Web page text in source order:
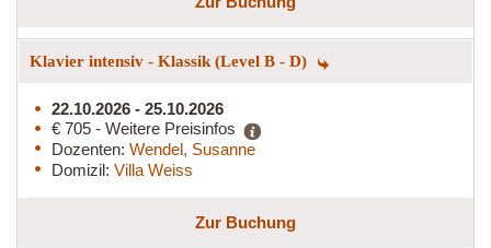
Klavier intensiv - Klassik (Level B - D)
22.10.2026 - 25.10.2026
€ 705 - Weitere Preisinfos
Dozenten: Wendel, Susanne
Domizil: Villa Weiss
Zur Buchung